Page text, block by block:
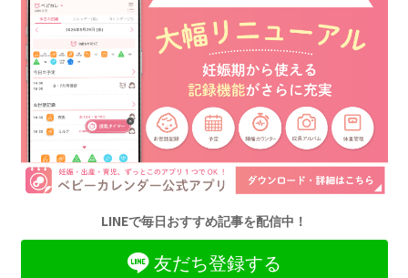
LINEで毎日おすすめ記事を配信中！
友だち登録する